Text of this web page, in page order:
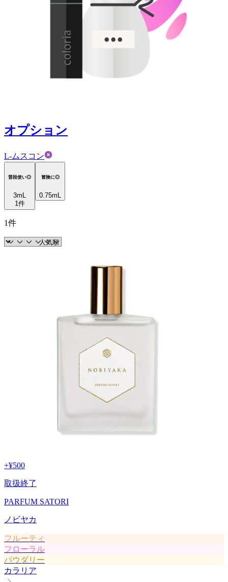
オプション
L-ムスコン
普段使い◎
3mL
1件
冒険に◎
0.75mL
1件
+¥500
取扱終了
PARFUM SATORI
ノビヤカ
フルーティ
フローラル
パウダリー
カラリア